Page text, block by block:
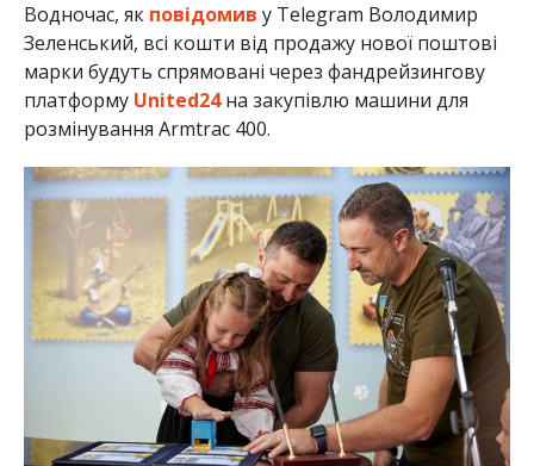
Водночас, як повідомив у Telegram Володимир
Зеленський, всі кошти від продажу нової поштові
марки будуть спрямовані через фандрейзингову
платформу United24на закупівлю машини для
розмінування Armtrac 400.